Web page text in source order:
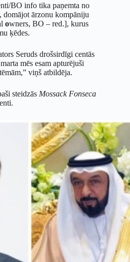
BO info tika paņemta no
domājot ārzonu kompāniju
owners, BO – red.], kurus
ķēdes.
Seruds drošsirdīgi centās
mēs esam apturējuši
viņš atbildēja.
steidzās Mossack Fonseca